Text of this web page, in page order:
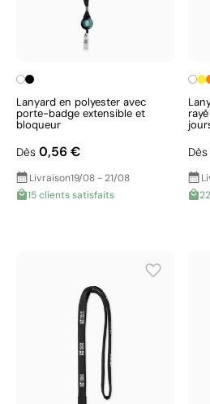
Lanyard en polyester avec
porte-badge extensible et
bloqueur
Dès 0,56 €
Livraison19/08 - 21/08
15 clients satisfaits
Dès